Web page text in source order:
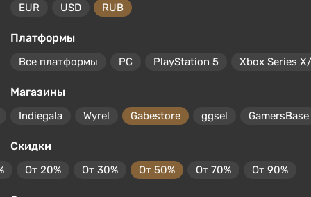
EUR USD RUB
Платформы
Все платформы PC PlayStation 5 Xbox Series
Магазины
Indiegala Wyrel Gabestore ggsel GamersBase
Скидки
От 20% От 30% От 50% От 70% От 90%